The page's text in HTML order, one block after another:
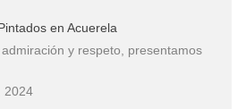
en Acuerela
y respeto, presentamos
2024